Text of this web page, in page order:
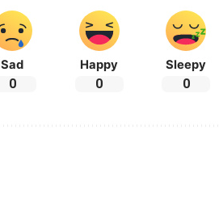
Sad
0
Happy
0
Sleepy
0